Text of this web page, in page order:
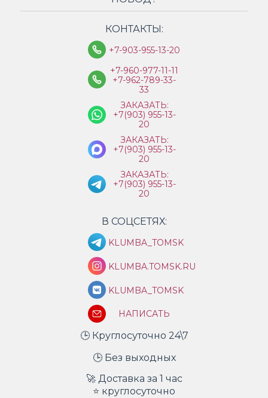
КОНТАКТЫ:
+7-903-955-13-20
+7-960-977-11-11
+7-962-789-33-
33
ЗАКАЗАТЬ:
+7(903) 955-13-
20
ЗАКАЗАТЬ:
+7(903) 955-13-
20
ЗАКАЗАТЬ:
+7(903) 955-13-
20
В СОЦСЕТЯХ:
KLUMBA_TOMSK
KLUMBA.TOMSK.RU
KLUMBA_TOMSK
НАПИСАТЬ
🕒 Круглосуточно 24\7
🕒 Без выходных
🚀 Доставка за 1 час
⭐ круглосуточно